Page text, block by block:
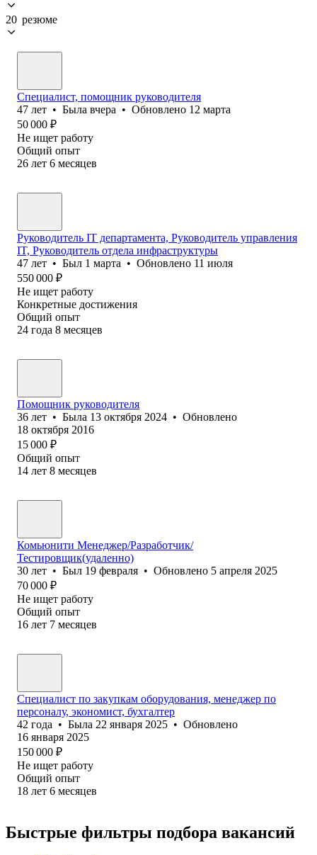
20 резюме
Специалист, помощник руководителя
47 лет • Была вчера • Обновлено 12 марта
50 000 ₽
Не ищет работу
Общий опыт
26 лет 6 месяцев
Руководитель IT департамента, Руководитель управления
IT, Руководитель отдела инфраструктуры
47 лет • Был 1 марта • Обновлено 11 июля
550 000 ₽
Не ищет работу
Конкретные достижения
Общий опыт
24 года 8 месяцев
Помощник руководителя
36 лет • Была 13 октября 2024 • Обновлено
18 октября 2016
15 000 ₽
Общий опыт
14 лет 8 месяцев
Комьюнити Менеджер/Разработчик/
Тестировщик(удаленно)
30 лет • Был 19 февраля • Обновлено 5 апреля 2025
70 000 ₽
Не ищет работу
Общий опыт
16 лет 7 месяцев
Специалист по закупкам оборудования, менеджер по
персоналу, экономист, бухгалтер
42 года • Была 22 января 2025 • Обновлено
16 января 2025
150 000 ₽
Не ищет работу
Общий опыт
18 лет 6 месяцев
Быстрые фильтры подбора вакансий